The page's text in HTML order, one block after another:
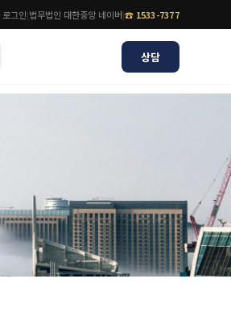
로그인|법무법인 대한중앙 네이버|☎ 1533-7377
상담
법률 블로그
법률서식
뉴스레터/브로슈어